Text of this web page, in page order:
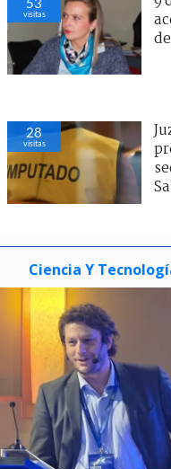
visitas
28
visitas
Ciencia Y